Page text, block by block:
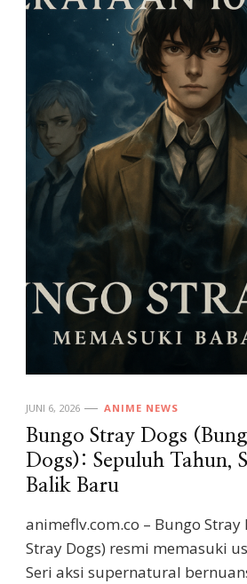
JUNI 6, 2026 ANIME NEWS
Bungo Stray Dogs
Dogs): Sepuluh Tahun,
Balik Baru
animeflv.com.co – Bungo Stray
Stray Dogs) resmi memasuki
Seri aksi supernatural